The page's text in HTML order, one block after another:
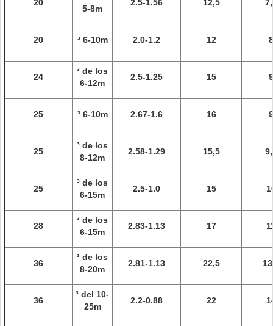
20
5-8m
2.5-1.56 12,5
20 ³ 6-10m 2.0-1.2 12 8
24
³ de los
6-12m
2.5-1.25 15 9
25 ³ 6-10m 2.67-1.6 16 9
25
³ de los
8-12m
2.58-1.29 15,5
25
³ de los
6-15m
2.5-1.0 15
28
³ de los
6-15m
2.83-1.13 17
36
³ de los
8-20m
2.81-1.13 22,5
36
³ del 10-
25m
2.2-0.88 22